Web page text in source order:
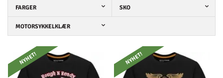
FARGER SKO
MOTORSYKKELKLÆR
NYHET! NYHET!